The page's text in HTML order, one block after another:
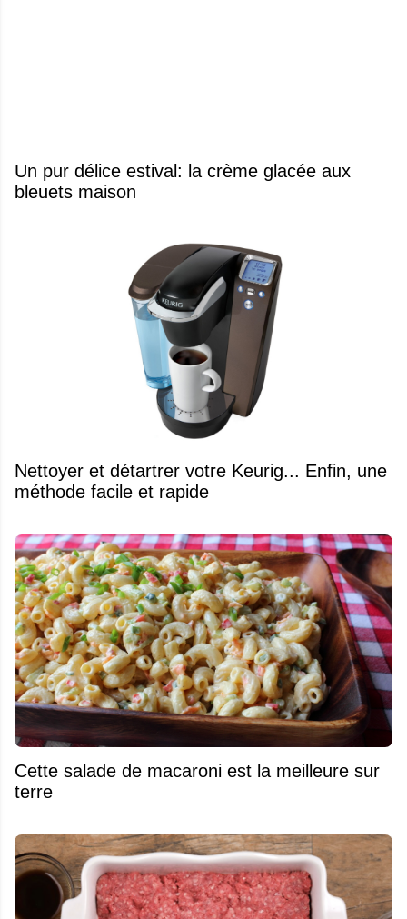
Un pur délice estival: la crème glacée aux
bleuets maison
Nettoyer et détartrer votre Keurig... Enfin, une
méthode facile et rapide
Cette salade de macaroni est la meilleure sur
terre